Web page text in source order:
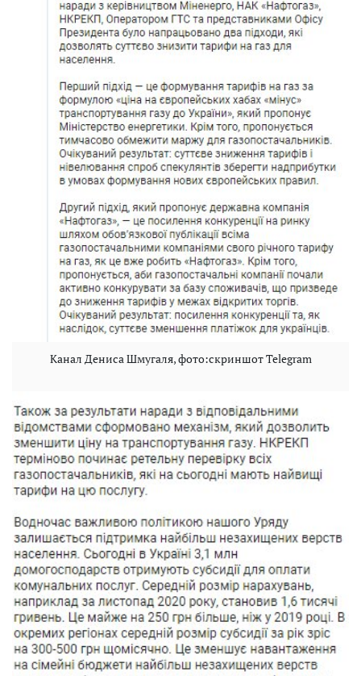
Канал Дениса Шмугаля, фото:скриншот Telegram